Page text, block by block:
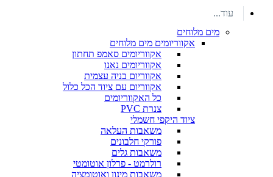
עוד...
מים מלוחים
אקווריומים מים מלוחים
אקווריומים סאמפ תחתון
אקווריומים נאנו
אקווריום בניה עצמית
אקווריום עם ציוד הכל כלול
כל האקווריומים
צנרת PVC
ציוד היקפי חשמלי
משאבות העלאה
פורקי חלבונים
משאבות גלים
רולרמט - פרלון אוטומטי
משאבות מינון ואוטומציה